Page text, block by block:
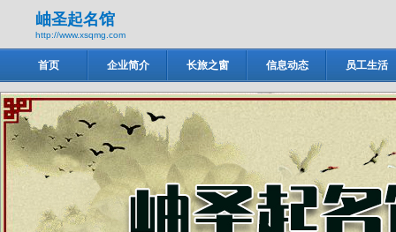
岫圣起名馆
http://www.xsqmg.com
首页 企业简介 长旅之窗 信息动态 员工生活
岫圣起名馆